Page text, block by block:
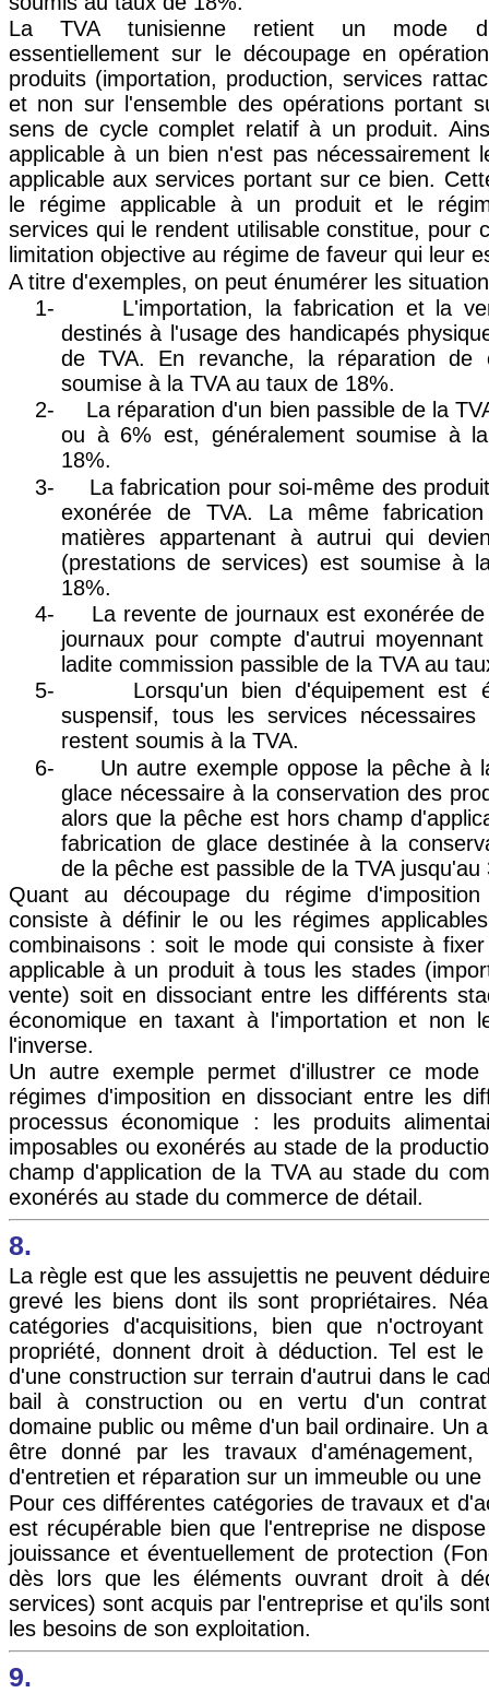
La TVA tunisienne retient un mode
essentiellement sur le découpage en
produits (importation, production, services
et non sur l'ensemble des opérations portant
sens de cycle complet relatif à un produit.
applicable à un bien n'est pas nécessairement
applicable aux services portant sur ce bien.
le régime applicable à un produit et le
services qui le rendent utilisable constitue, pour
limitation objective au régime de faveur qui leur
A titre d'exemples, on peut énumérer les
1-
L'importation, la fabrication et la
destinés à l'usage des handicapés
de TVA. En revanche, la réparation de
soumise à la TVA au taux de 18%.
2-
La réparation d'un bien passible de la
ou à 6% est, généralement soumise à
18%.
3-
La fabrication pour soi-même des
exonérée de TVA. La même
matières appartenant à autrui qui
(prestations de services) est soumise à
18%.
4-
La revente de journaux est exonérée
journaux pour compte d'autrui
ladite commission passible de la TVA au
5-
Lorsqu'un bien d'équipement est
suspensif, tous les services
restent soumis à la TVA.
6-
Un autre exemple oppose la pêche à
glace nécessaire à la conservation des
alors que la pêche est hors champ
fabrication de glace destinée à la
de la pêche est passible de la TVA jusqu'au
Quant au découpage du régime
consiste à définir le ou les régimes
combinaisons : soit le mode qui consiste à
applicable à un produit à tous les stades
vente) soit en dissociant entre les différents
économique en taxant à l'importation et non
l'inverse.
Un autre exemple permet d'illustrer ce
régimes d'imposition en dissociant entre les
processus économique : les produits
imposables ou exonérés au stade de la
champ d'application de la TVA au stade du
exonérés au stade du commerce de détail.
8.
La règle est que les assujettis ne peuvent
grevé les biens dont ils sont propriétaires.
catégories d'acquisitions, bien que
propriété, donnent droit à déduction. Tel est
d'une construction sur terrain d'autrui dans le
bail à construction ou en vertu d'un
domaine public ou même d'un bail ordinaire. Un
être donné par les travaux d'aménagement,
d'entretien et réparation sur un immeuble ou une
Pour ces différentes catégories de travaux et
est récupérable bien que l'entreprise ne
jouissance et éventuellement de protection
dès lors que les éléments ouvrant droit à
services) sont acquis par l'entreprise et qu'ils
les besoins de son exploitation.
9.